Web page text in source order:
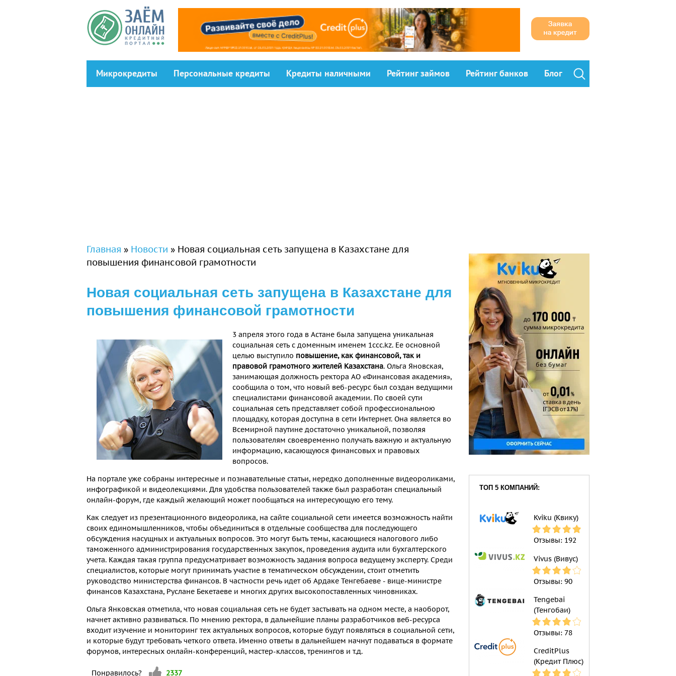
Микрокредиты Персональныe кредиты Кредиты наличными Рейтинг займов Рейтинг банков Блог
Вы здесь
Главная » Новости » Новая социальная сеть запущена в Казахстане для
повышения финансовой грамотности
Новая социальная сеть запущена в Казахстане для
повышения финансовой грамотности
3 апреля этого года в Астане была запущена уникальная
социальная сеть с доменным именем 1ccc.kz. Ее основной
целью выступило повышение, как финансовой, так и
правовой грамотного жителей Казахстана. Ольга Яновская,
занимающая должность ректора АО «Финансовая академия»,
сообщила о том, что новый веб-ресурс был создан ведущими
специалистами финансовой академии. По своей сути
социальная сеть представляет собой профессиональною
площадку, которая доступна в сети Интернет. Она является во
Всемирной паутине достаточно уникальной, позволяя
пользователям своевременно получать важную и актуальную
информацию, касающуюся финансовых и правовых
вопросов.
На портале уже собраны интересные и познавательные статьи, нередко дополненные видеороликами,
инфографикой и видеолекциями. Для удобства пользователей также был разработан специальный
онлайн-форум, где каждый желающий может пообщаться на интересующую его тему.
Как следует из презентационного видеоролика, на сайте социальной сети имеется возможность найти
своих единомышленников, чтобы объединиться в отдельные сообщества для последующего
обсуждения насущных и актуальных вопросов. Это могут быть темы, касающиеся налогового либо
таможенного администрирования государственных закупок, проведения аудита или бухгалтерского
учета. Каждая такая группа предусматривает возможность задания вопроса ведущему эксперту. Среди
специалистов, которые могут принимать участие в тематическом обсуждении, стоит отметить
руководство министерства финансов. В частности речь идет об Ардаке Тенгебаеве - вице-министре
финансов Казахстана, Руслане Бекетаеве и многих других высокопоставленных чиновниках.
Ольга Янковская отметила, что новая социальная сеть не будет застывать на одном месте, а наоборот,
начнет активно развиваться. По мнению ректора, в дальнейшие планы разработчиков веб-ресурса
входит изучение и мониторинг тех актуальных вопросов, которые будут появляться в социальной сети,
и которые будут требовать четкого ответа. Именно ответы в дальнейшем начнут подаваться в формате
форумов, интересных онлайн-конференций, мастер-классов, тренингов и т.д.
Понравилось? Vote up!
2337
ТОП 5 КОМПАНИЙ:
Kviku (Квику)
Отзывы: 192
Vivus (Вивус)
Отзывы: 90
Tengebai
(Тенгобаи)
Отзывы: 78
CreditPlus
(Кредит Плюс)